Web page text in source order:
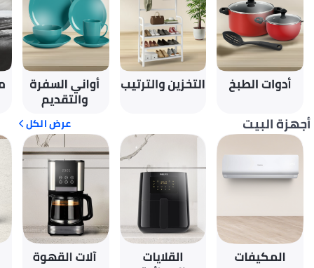
أجهزة البيت عرض الكل